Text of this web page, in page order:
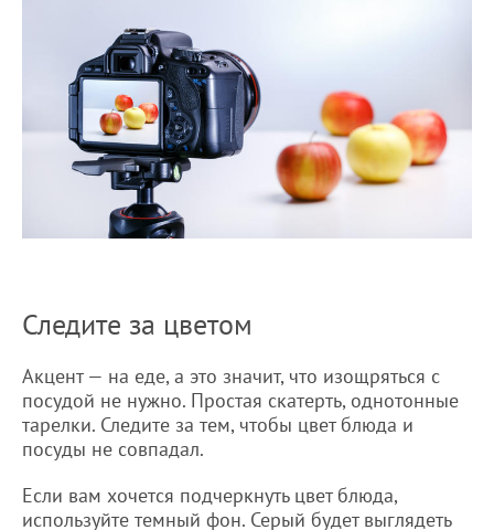
Следите за цветом
Акцент — на еде, а это значит, что изощряться с
посудой не нужно. Простая скатерть, однотонные
тарелки. Следите за тем, чтобы цвет блюда и
посуды не совпадал.
Если вам хочется подчеркнуть цвет блюда,
используйте темный фон. Серый будет выглядеть